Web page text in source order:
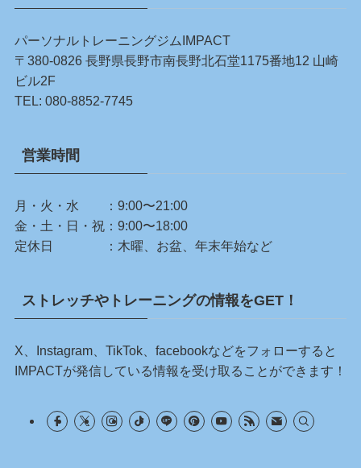
パーソナルトレーニングジムIMPACT
〒380-0826 長野県長野市南長野北石堂1175番地12 山崎
ビル2F
TEL: 080-8852-7745
営業時間
月・火・水 ：9:00〜21:00
金・土・日・祝：9:00〜18:00
定休日 ：木曜、お盆、年末年始など
ストレッチやトレーニングの情報をGET！
X、Instagram、TikTok、facebookなどをフォローすると
IMPACTが発信している情報を受け取ることができます！